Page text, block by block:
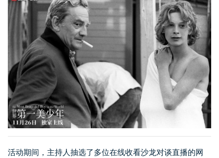
活动期间，主持人抽选了多位在线收看沙龙对谈直播的网